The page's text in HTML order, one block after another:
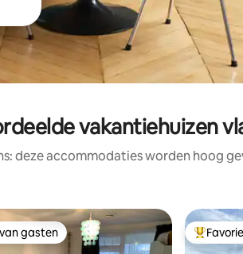
vakantiehuizen
deze accommodaties worden hoog
gasten
gasten